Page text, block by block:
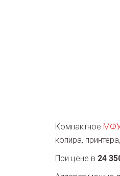
Компактное
копира,
При цене в 24